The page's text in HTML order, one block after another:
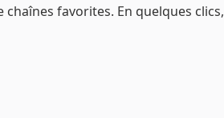
favorites. En quelques clics,